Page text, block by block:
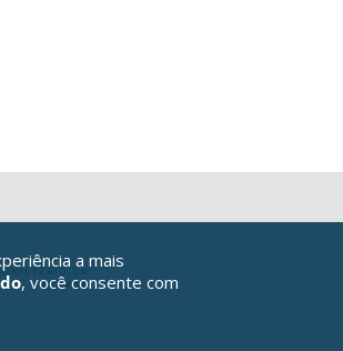
a mais
, você consente com